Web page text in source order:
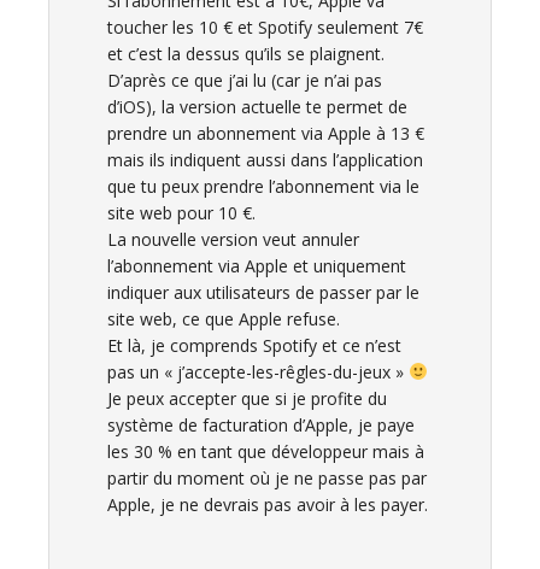
toucher les 10 € et Spotify seulement 7€
et c’est la dessus qu’ils se plaignent.
D’après ce que j’ai lu (car je n’ai pas
d’iOS), la version actuelle te permet de
prendre un abonnement via Apple à 13 €
mais ils indiquent aussi dans l’application
que tu peux prendre l’abonnement via le
site web pour 10 €.
La nouvelle version veut annuler
l’abonnement via Apple et uniquement
indiquer aux utilisateurs de passer par le
site web, ce que Apple refuse.
Et là, je comprends Spotify et ce n’est
pas un « j’accepte-les-rêgles-du-jeux »
Je peux accepter que si je profite du
système de facturation d’Apple, je paye
les 30 % en tant que développeur mais à
partir du moment où je ne passe pas par
Apple, je ne devrais pas avoir à les payer.